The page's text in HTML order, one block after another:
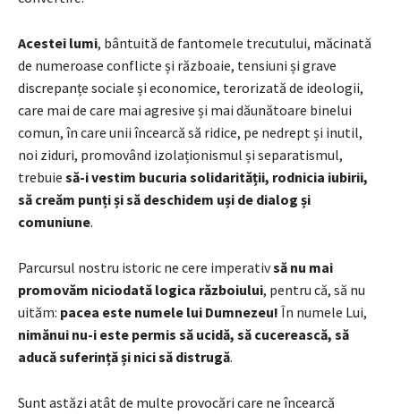
Acestei lumi, bântuită de fantomele trecutului, măcinată
de numeroase conflicte și războaie, tensiuni și grave
discrepanțe sociale și economice, terorizată de ideologii,
care mai de care mai agresive și mai dăunătoare binelui
comun, în care unii încearcă să ridice, pe nedrept și inutil,
noi ziduri, promovând izolaționismul și separatismul,
trebuie să-i vestim bucuria solidarității, rodnicia iubirii,
să creăm punți și să deschidem uși de dialog și
comuniune.
Parcursul nostru istoric ne cere imperativsă nu mai
promovăm niciodată logica războiului, pentru că, să nu
uităm: pacea este numele lui Dumnezeu! În numele Lui,
nimănui nu-i este permis să ucidă, să cucerească, să
aducă suferință și nici să distrugă.
Sunt astăzi atât de multe provocări care ne încearcă